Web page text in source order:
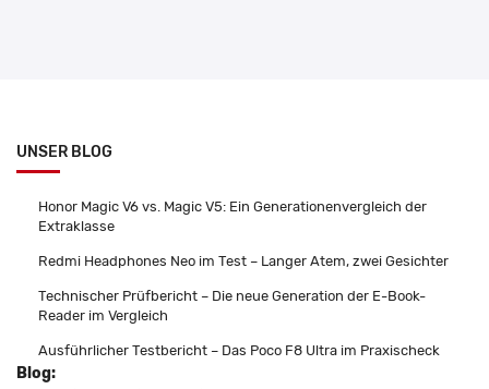
UNSER BLOG
Honor Magic V6 vs. Magic V5: Ein Generationenvergleich der
Extraklasse
Redmi Headphones Neo im Test – Langer Atem, zwei Gesichter
Technischer Prüfbericht – Die neue Generation der E-Book-
Reader im Vergleich
Ausführlicher Testbericht – Das Poco F8 Ultra im Praxischeck
Blog: